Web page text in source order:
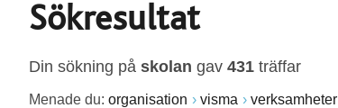
Sökresultat
Din sökning på skolan gav 431 träffar
Menade du: organisation visma verksamheter